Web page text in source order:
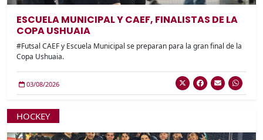
ESCUELA MUNICIPAL Y CAEF, FINALISTAS DE LA
COPA USHUAIA
#Futsal CAEF y Escuela Municipal se preparan para la gran final de la
Copa Ushuaia.
03/08/2026
HOCKEY